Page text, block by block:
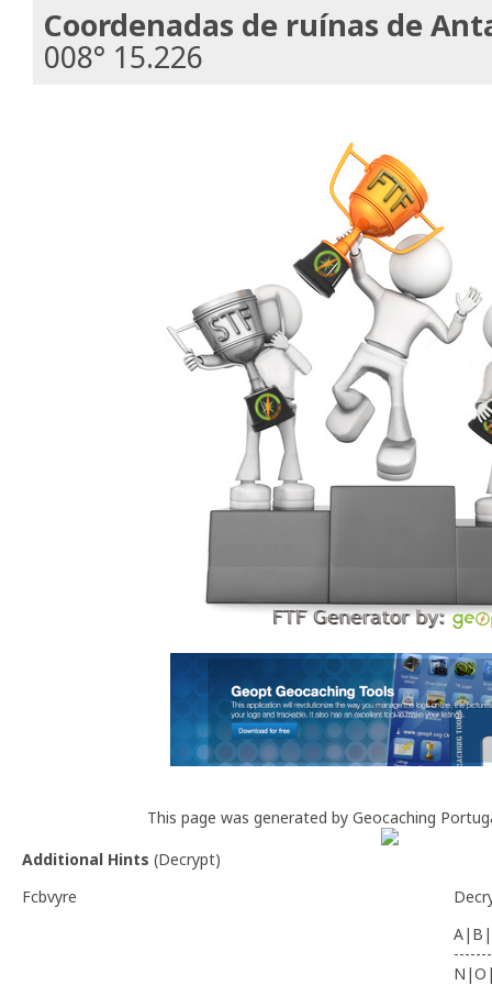
Coordenadas de ruínas de
008° 15.226
This page was generated by Geocaching
Additional Hints (Decrypt)
Fcbvyre